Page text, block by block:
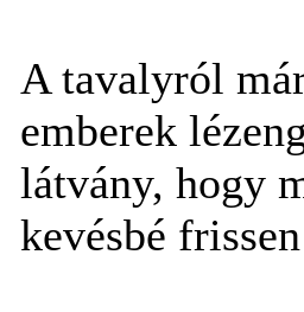
A tavalyról
emberek
látvány, hogy
kevésbé